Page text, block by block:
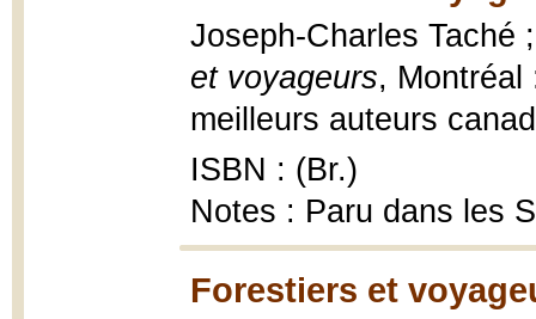
Joseph-Charles
et voyageurs, Montréal
meilleurs auteurs
ISBN : (Br.)
Notes : Paru dans les
Forestiers et